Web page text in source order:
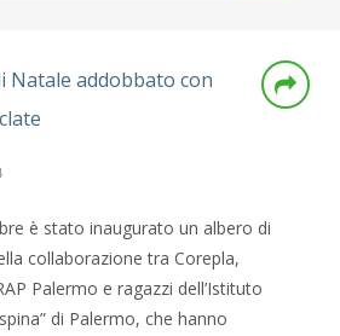
Natale addobbato con
è stato inaugurato un albero di
collaborazione tra Corepla,
Palermo e ragazzi dell’Istituto
di Palermo, che hanno